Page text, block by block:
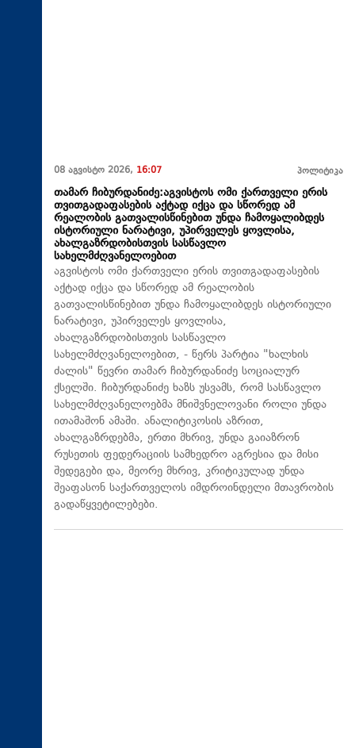
08 აგვისტო 2026, 16:07 პოლიტიკა
თამარ ჩიბურდანიძე:აგვისტოს ომი ქართველი ერის
თვითგადაფასების აქტად იქცა და სწორედ ამ
რეალობის გათვალისწინებით უნდა ჩამოყალიბდეს
ისტორიული ნარატივი, უპირველეს ყოვლისა,
ახალგაზრდობისთვის სასწავლო
სახელმძღვანელოებით
აგვისტოს ომი ქართველი ერის თვითგადაფასების
აქტად იქცა და სწორედ ამ რეალობის
გათვალისწინებით უნდა ჩამოყალიბდეს ისტორიული
ნარატივი, უპირველეს ყოვლისა,
ახალგაზრდობისთვის სასწავლო
სახელმძღვანელოებით, - წერს პარტია "ხალხის
ძალის" წევრი თამარ ჩიბურდანიძე სოციალურ
ქსელში. ჩიბურდანიძე ხაზს უსვამს, რომ სასწავლო
სახელმძღვანელოებმა მნიშვნელოვანი როლი უნდა
ითამაშონ ამაში. ანალიტიკოსის აზრით,
ახალგაზრდებმა, ერთი მხრივ, უნდა გაიაზრონ
რუსეთის ფედერაციის სამხედრო აგრესია და მისი
შედეგები და, მეორე მხრივ, კრიტიკულად უნდა
შეაფასონ საქართველოს იმდროინდელი მთავრობის
გადაწყვეტილებები.